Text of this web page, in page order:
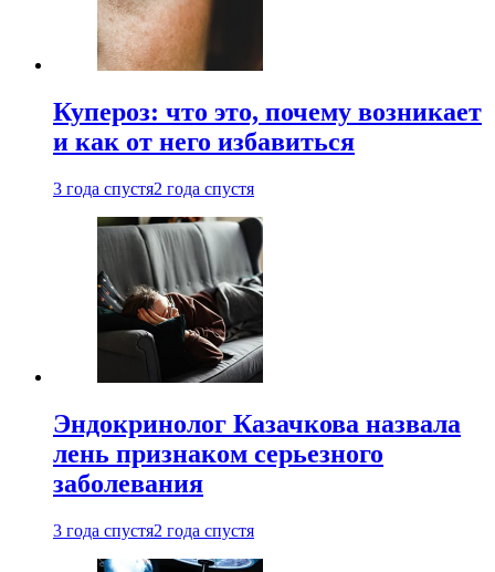
Купероз: что это, почему возникает
и как от него избавиться
3 года спустя2 года спустя
Эндокринолог Казачкова назвала
лень признаком серьезного
заболевания
3 года спустя2 года спустя